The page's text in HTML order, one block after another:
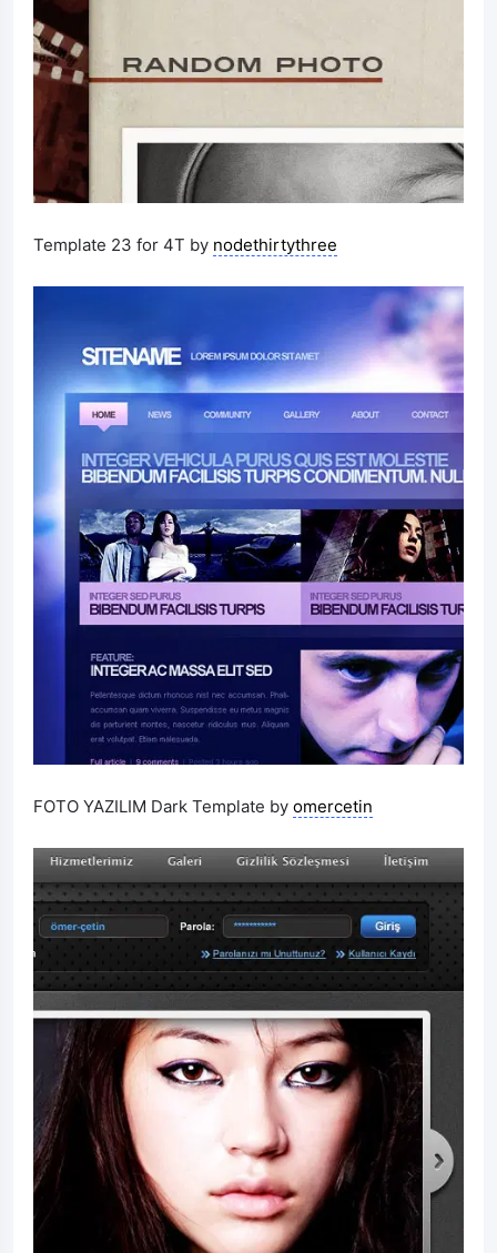
Template 23 for 4T by nodethirtythree
FOTO YAZILIM Dark Template by omercetin